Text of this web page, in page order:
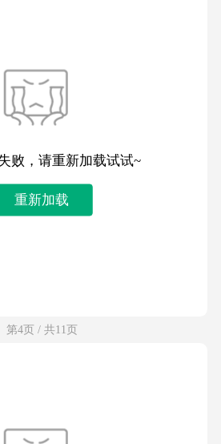
败，请重新加载试试~
重新加载
第4页 / 共11页